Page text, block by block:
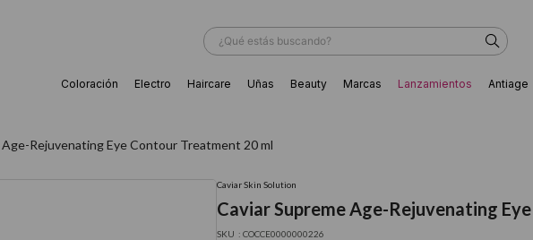
¿Qué estás buscando?
Coloración Electro Haircare Uñas Beauty Marcas Lanzamientos Antiage
Age-Rejuvenating Eye Contour Treatment 20 ml
Caviar Skin Solution
Caviar Supreme Age-Rejuvenating
: COCCE0000000226